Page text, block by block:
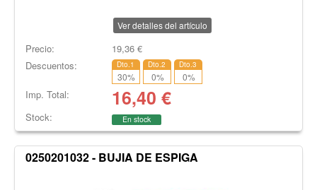
Ver detalles del artículo
Precio: 19,36€
Descuentos:
Dto.1
30%
Dto.2
0%
Dto.3
0%
Imp. Total: 16,40 €
Stock: En stock
0250201032 - BUJIA DE ESPIGA